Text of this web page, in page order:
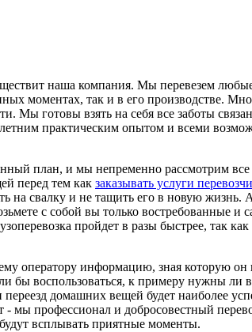
наша компания. Мы перевезем
моментах, так и в его производстве.
Мы готовы взять на себя все заботы
практическим опытом и всеми
план, и мы непременно рассмотрим
перед тем как заказывать услуги
на свалку и не тащить его в новую
с собой вы только востребованные
пройдет в разы быстрее, так как
оператору информацию, зная которую
бы воспользоваться, к примеру нужны ли
домашних вещей будет наиболее
мы профессионал и добросовестный
всплывать приятные моменты.